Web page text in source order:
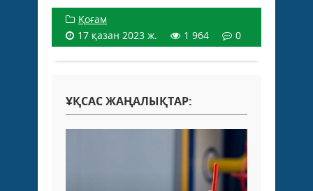
Қоғам
17 қазан 2023 ж.
1 964 0
ҰҚСАС ЖАҢАЛЫҚТАР: